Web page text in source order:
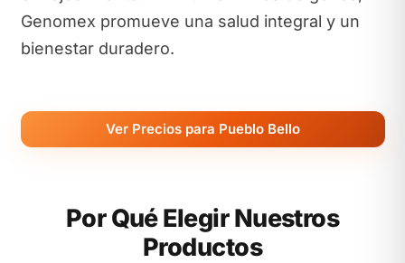
Genomex promueve una salud integral y un
bienestar duradero.
Ver Precios para Pueblo Bello
Por Qué Elegir Nuestros
Productos